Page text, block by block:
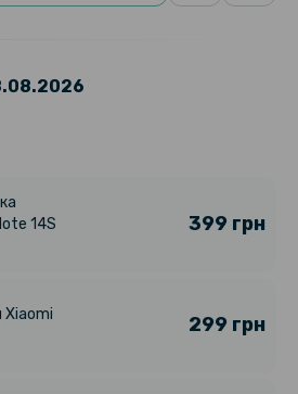
14S
399 грн
Xiaomi
299 грн